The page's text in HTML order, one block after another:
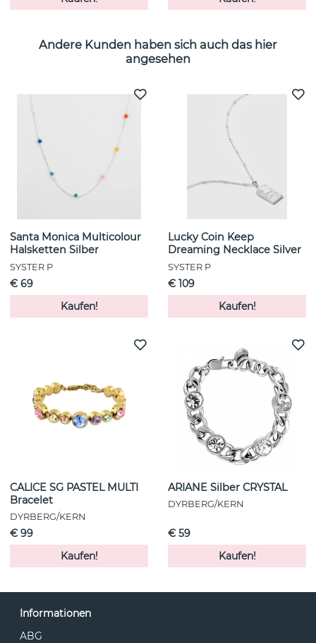
Andere Kunden haben sich auch das hier
angesehen
Santa Monica Multicolour
Halsketten Silber
SYSTER P
€ 69
Kaufen!
Lucky Coin Keep
Dreaming Necklace Silver
SYSTER P
€ 109
Kaufen!
CALICE SG PASTEL MULTI
Bracelet
DYRBERG/KERN
€ 99
Kaufen!
ARIANE Silber CRYSTAL
DYRBERG/KERN
€ 59
Kaufen!
Informationen
ABG